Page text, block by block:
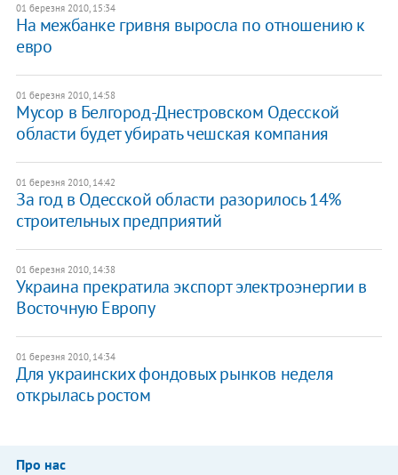
01 березня 2010, 15:34
На межбанке гривня выросла по отношению к
евро
01 березня 2010, 14:58
Мусор в Белгород-Днестровском Одесской
области будет убирать чешская компания
01 березня 2010, 14:42
За год в Одесской области разорилось 14%
строительных предприятий
01 березня 2010, 14:38
Украина прекратила экспорт электроэнергии в
Восточную Европу
01 березня 2010, 14:34
Для украинских фондовых рынков неделя
открылась ростом
Про нас